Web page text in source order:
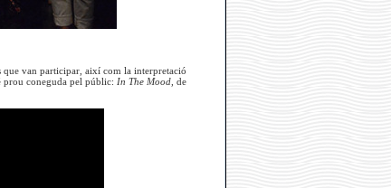
que van participar, així com la interpretació
prou coneguda pel públic: In The Mood, de